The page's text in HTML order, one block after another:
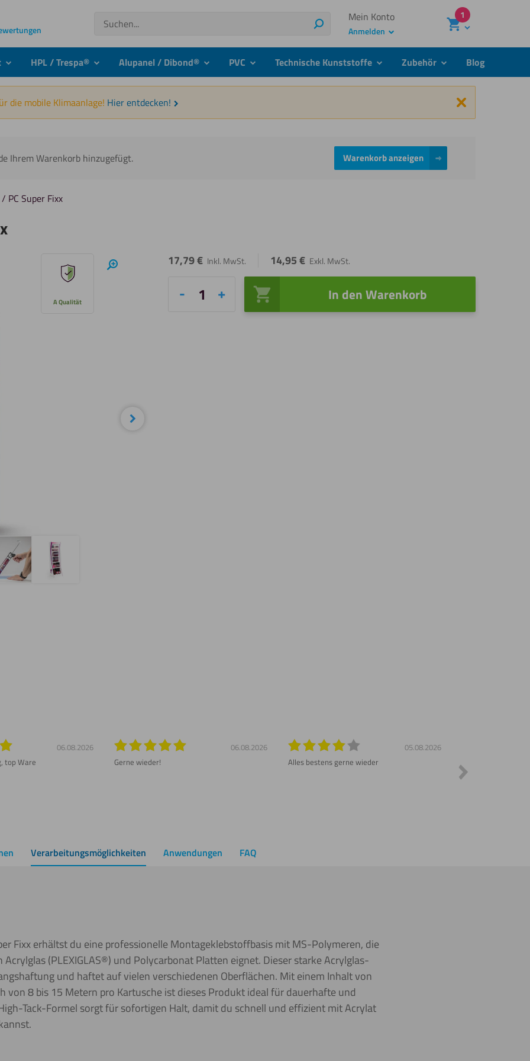
Suchen
Suchen
Mein Konto
Anmelden
1
submenuHPL / Trespa® submenuAlupanel / Dibond® submenuPVC submenuTechnische Kunststoffe submenuZubehör submenuBlog
die mobile Klimaanlage! Hier entdecken! Schließen
Ihrem Warenkorb hinzugefügt. Warenkorb anzeigen
PC Super Fixx
Hineinzoomen
A Qualität
17,79€ Inkl. MwSt. 14,95€ Exkl. MwSt.
Fixxerss
In den Warenkorb
06.08.2026
top Ware
06.08.2026
Gerne wieder!
05.08.2026
Alles bestens gerne wieder
Verarbeitungsmöglichkeiten Anwendungen FAQ
Fixx erhältst du eine professionelle Montageklebstoffbasis mit MS-Polymeren, die
(PLEXIGLAS®) und Polycarbonat Platten eignet. Dieser starke Acrylglas-
und haftet auf vielen verschiedenen Oberflächen. Mit einem Inhalt von
von 8 bis 15 Metern pro Kartusche ist dieses Produkt ideal für dauerhafte und
Tack-Formel sorgt für sofortigen Halt, damit du schnell und effizient mit Acrylat